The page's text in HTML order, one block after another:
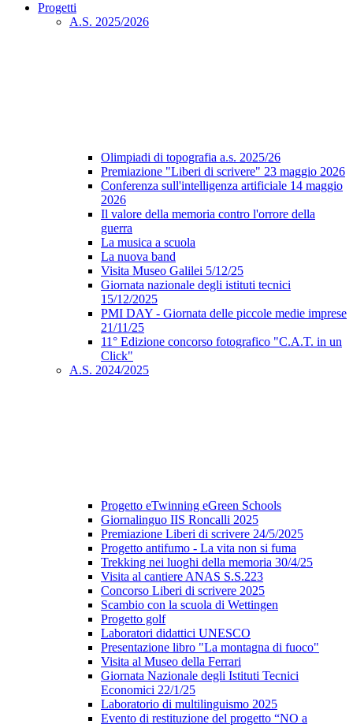
Progetti
A.S. 2025/2026
Olimpiadi di topografia a.s. 2025/26
Premiazione "Liberi di scrivere" 23 maggio 2026
Conferenza sull'intelligenza artificiale 14 maggio
2026
Il valore della memoria contro l'orrore della
guerra
La musica a scuola
La nuova band
Visita Museo Galilei 5/12/25
Giornata nazionale degli istituti tecnici
15/12/2025
PMI DAY - Giornata delle piccole medie imprese
21/11/25
11° Edizione concorso fotografico "C.A.T. in un
Click"
A.S. 2024/2025
Progetto eTwinning eGreen Schools
Giornalinguo IIS Roncalli 2025
Premiazione Liberi di scrivere 24/5/2025
Progetto antifumo - La vita non si fuma
Trekking nei luoghi della memoria 30/4/25
Visita al cantiere ANAS S.S.223
Concorso Liberi di scrivere 2025
Scambio con la scuola di Wettingen
Progetto golf
Laboratori didattici UNESCO
Presentazione libro "La montagna di fuoco"
Visita al Museo della Ferrari
Giornata Nazionale degli Istituti Tecnici
Economici 22/1/25
Laboratorio di multilinguismo 2025
Evento di restituzione del progetto “NO a